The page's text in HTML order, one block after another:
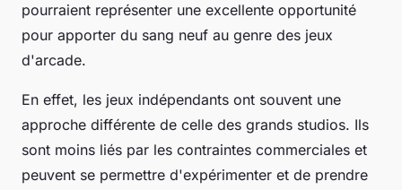
pourraient représenter une excellente opportunité
pour apporter du sang neuf au genre des jeux
d'arcade.
En effet, les jeux indépendants ont souvent une
approche différente de celle des grands studios. Ils
sont moins liés par les contraintes commerciales et
peuvent se permettre d'expérimenter et de prendre